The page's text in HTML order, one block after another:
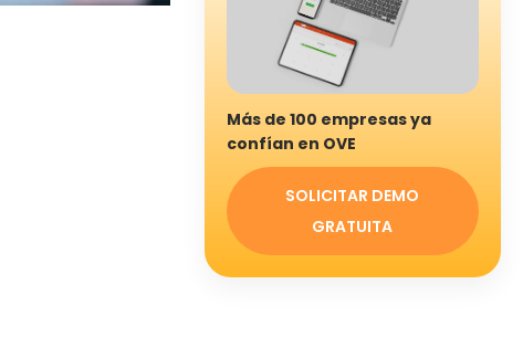
Más de 100 empresas ya
confían en OVE
SOLICITAR DEMO
GRATUITA